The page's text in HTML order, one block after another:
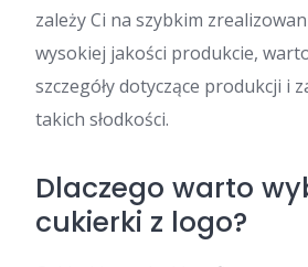
zależy Ci na szybkim
wysokiej jakości produkcie,
szczegóły dotyczące produkcji i
takich słodkości.
Dlaczego warto
cukierki z logo?